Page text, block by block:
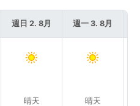
週日 2. 8月
晴天
週一 3. 8月
晴天